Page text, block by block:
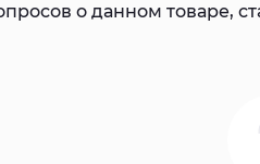
о данном товаре,